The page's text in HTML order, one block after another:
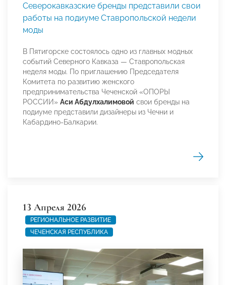
Северокавказские бренды представили свои
работы на подиуме Ставропольской недели
моды
В Пятигорске состоялось одно из главных модных
событий Северного Кавказа — Ставропольская
неделя моды. По приглашению Председателя
Комитета по развитию женского
предпринимательства Чеченской «ОПОРЫ
РОССИИ» Аси Абдулхалимовой свои бренды на
подиуме представили дизайнеры из Чечни и
Кабардино-Балкарии.
13 Апреля 2026
РЕГИОНАЛЬНОЕ РАЗВИТИЕ
ЧЕЧЕНСКАЯ РЕСПУБЛИКА